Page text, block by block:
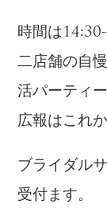
時間は
二店舗の自
活パーティー
広報はこれか
ブライダル
受付ます。